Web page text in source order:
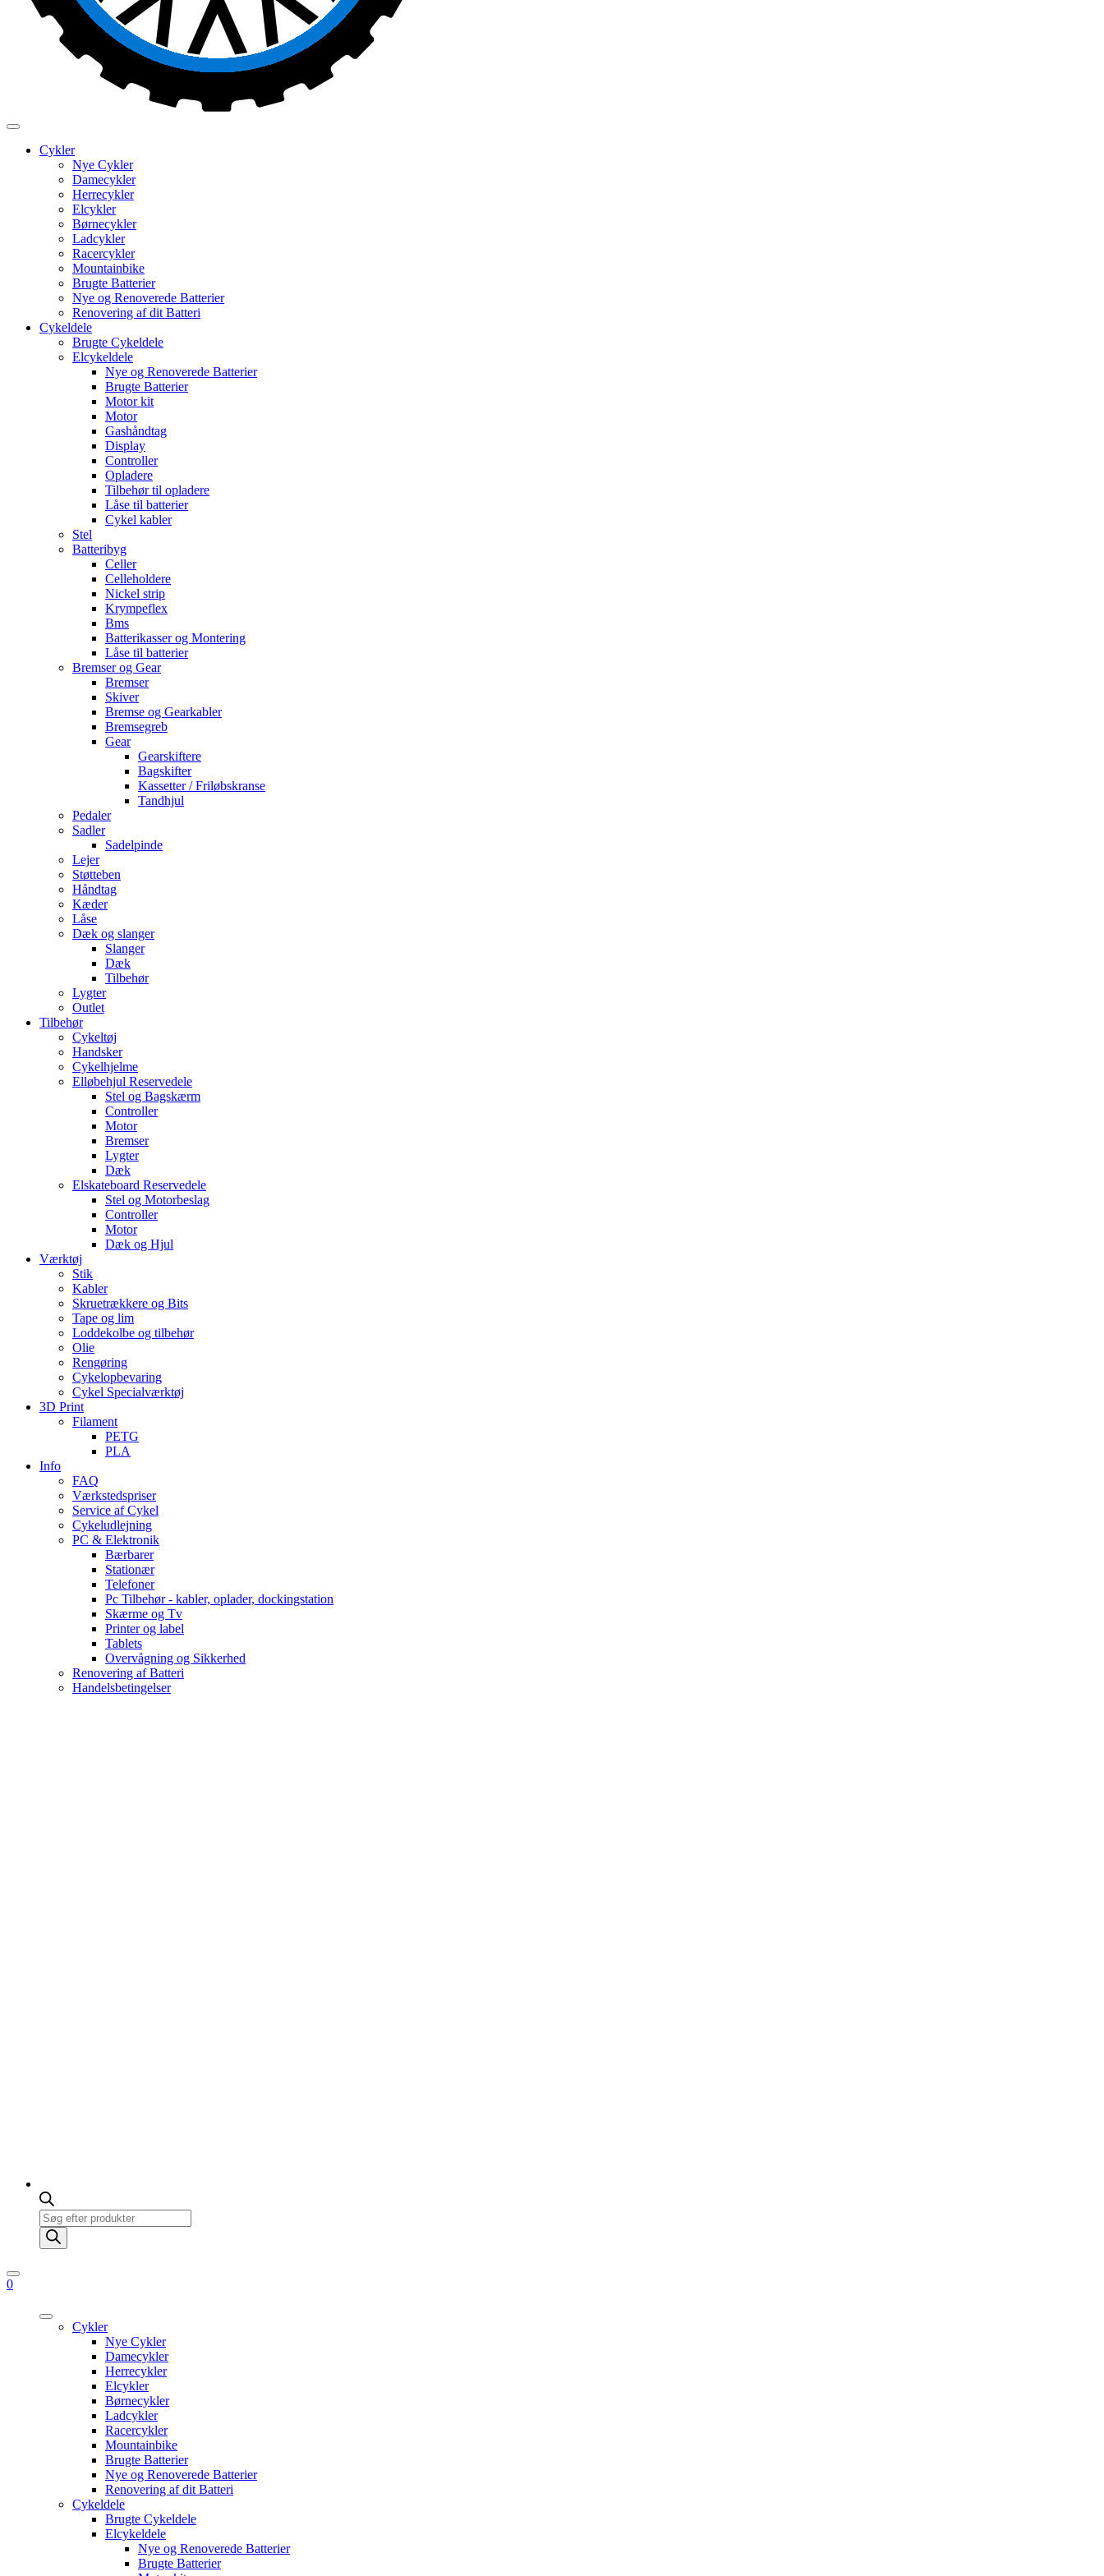
Cykler
Nye Cykler
Damecykler
Herrecykler
Elcykler
Børnecykler
Ladcykler
Racercykler
Mountainbike
Brugte Batterier
Nye og Renoverede Batterier
Renovering af dit Batteri
Cykeldele
Brugte Cykeldele
Elcykeldele
Nye og Renoverede Batterier
Brugte Batterier
Motor kit
Motor
Gashåndtag
Display
Controller
Opladere
Tilbehør til opladere
Låse til batterier
Cykel kabler
Stel
Batteribyg
Celler
Celleholdere
Nickel strip
Krympeflex
Bms
Batterikasser og Montering
Låse til batterier
Bremser og Gear
Bremser
Skiver
Bremse og Gearkabler
Bremsegreb
Gear
Gearskiftere
Bagskifter
Kassetter / Friløbskranse
Tandhjul
Pedaler
Sadler
Sadelpinde
Lejer
Støtteben
Håndtag
Kæder
Låse
Dæk og slanger
Slanger
Dæk
Tilbehør
Lygter
Outlet
Tilbehør
Cykeltøj
Handsker
Cykelhjelme
Elløbehjul Reservedele
Stel og Bagskærm
Controller
Motor
Bremser
Lygter
Dæk
Elskateboard Reservedele
Stel og Motorbeslag
Controller
Motor
Dæk og Hjul
Værktøj
Stik
Kabler
Skruetrækkere og Bits
Tape og lim
Loddekolbe og tilbehør
Olie
Rengøring
Cykelopbevaring
Cykel Specialværktøj
3D Print
Filament
PETG
PLA
Info
FAQ
Værkstedspriser
Service af Cykel
Cykeludlejning
PC & Elektronik
Bærbarer
Stationær
Telefoner
Pc Tilbehør - kabler, oplader, dockingstation
Skærme og Tv
Printer og label
Tablets
Overvågning og Sikkerhed
Renovering af Batteri
Handelsbetingelser
Products
search
0
Cykler
Nye Cykler
Damecykler
Herrecykler
Elcykler
Børnecykler
Ladcykler
Racercykler
Mountainbike
Brugte Batterier
Nye og Renoverede Batterier
Renovering af dit Batteri
Cykeldele
Brugte Cykeldele
Elcykeldele
Nye og Renoverede Batterier
Brugte Batterier